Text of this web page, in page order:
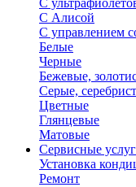
С
С Алисой
С управлением
Белые
Черные
Бежевые,
Серые,
Цветные
Глянцевые
Матовые
Сервисные
Установка
Ремонт